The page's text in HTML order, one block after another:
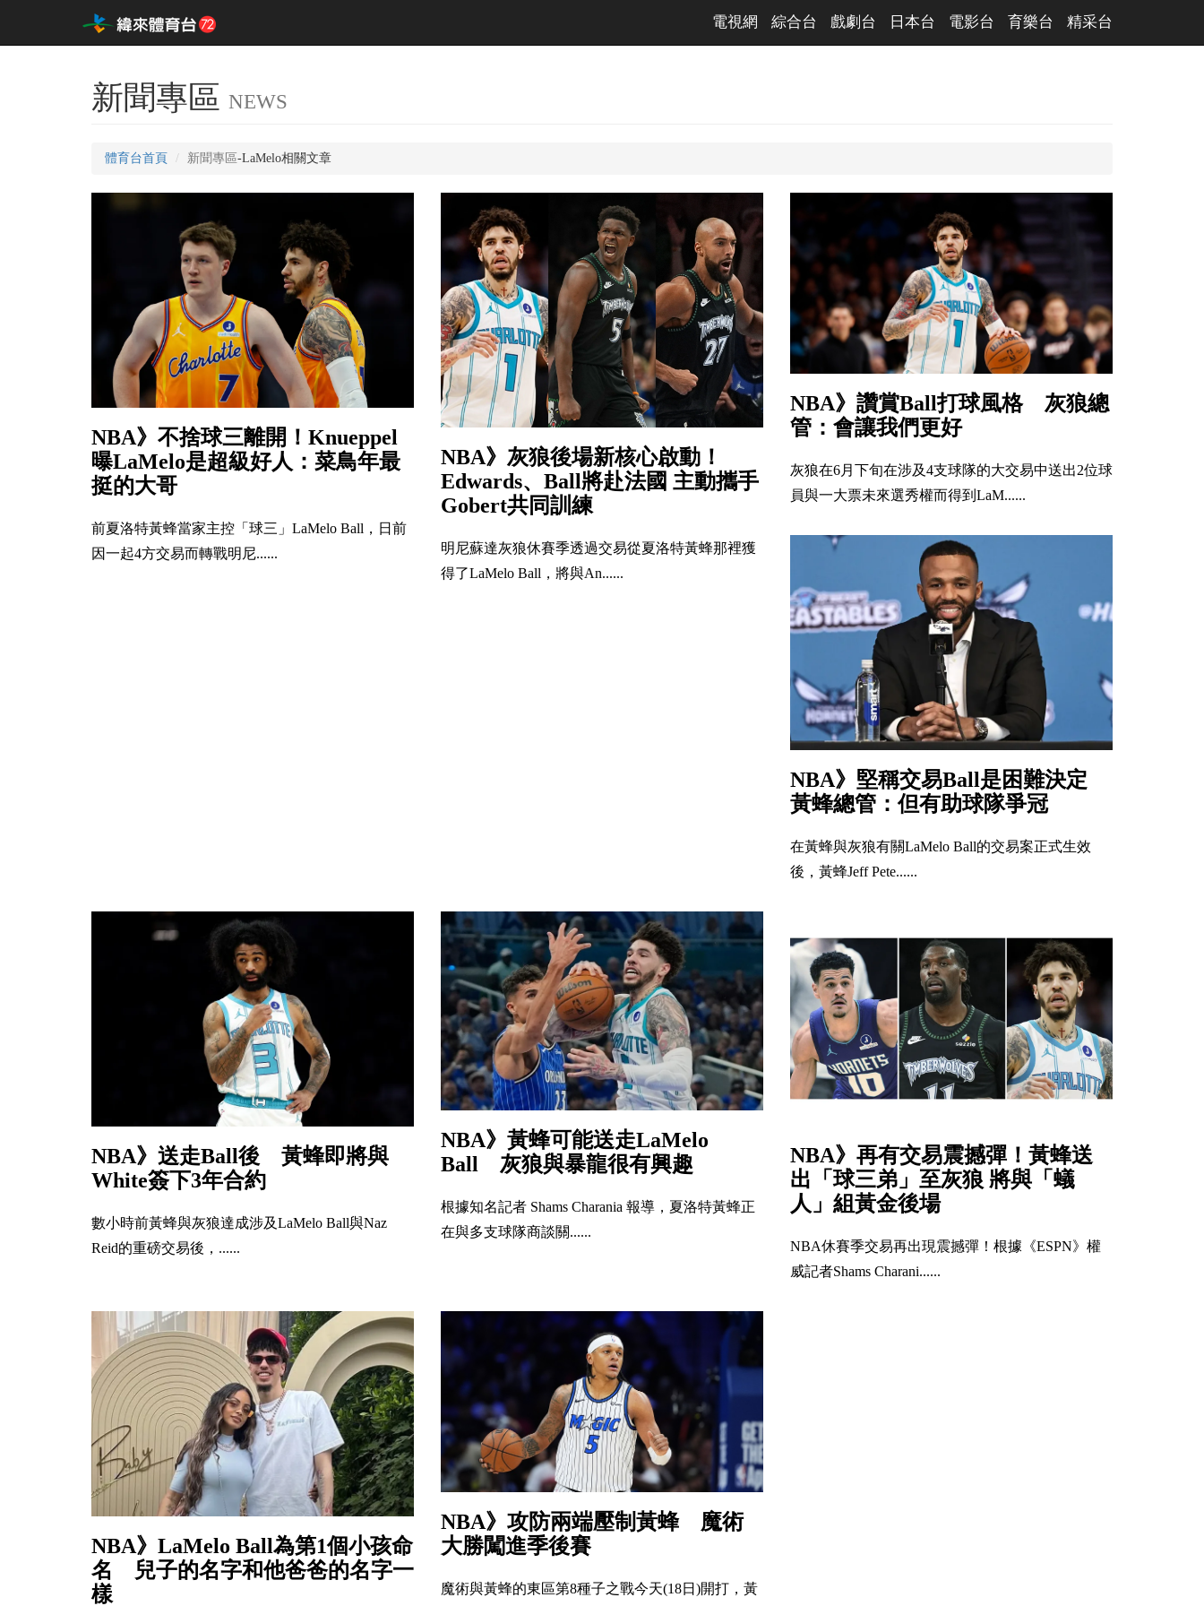
電視網 綜合台 戲劇台 日本台 電影台 育樂台 精采台
新聞專區 NEWS
體育台首頁 新聞專區-LaMelo相關文章
NBA》不捨球三離開！Knueppel
曝LaMelo是超級好人：菜鳥年最
挺的大哥
前夏洛特黃蜂當家主控「球三」LaMelo Ball，日前
因一起4方交易而轉戰明尼......
NBA》灰狼後場新核心啟動！
Edwards、Ball將赴法國 主動攜手
Gobert共同訓練
明尼蘇達灰狼休賽季透過交易從夏洛特黃蜂那裡獲
得了LaMelo Ball，將與An......
NBA》讚賞Ball打球風格 灰狼總
管：會讓我們更好
灰狼在6月下旬在涉及4支球隊的大交易中送出2位球
員與一大票未來選秀權而得到LaM......
NBA》堅稱交易Ball是困難決定
黃蜂總管：但有助球隊爭冠
在黃蜂與灰狼有關LaMelo Ball的交易案正式生效
後，黃蜂Jeff Pete......
NBA》送走Ball後 黃蜂即將與
White簽下3年合約
數小時前黃蜂與灰狼達成涉及LaMelo Ball與Naz
Reid的重磅交易後，......
NBA》黃蜂可能送走LaMelo
Ball 灰狼與暴龍很有興趣
根據知名記者 Shams Charania 報導，夏洛特黃蜂正
在與多支球隊商談關......
NBA》再有交易震撼彈！黃蜂送
出「球三弟」至灰狼 將與「蟻
人」組黃金後場
NBA休賽季交易再出現震撼彈！根據《ESPN》權
威記者Shams Charani......
NBA》LaMelo Ball為第1個小孩命
名 兒子的名字和他爸爸的名字一
樣
NBA》攻防兩端壓制黃蜂 魔術
大勝闖進季後賽
魔術與黃蜂的東區第8種子之戰今天(18日)開打，黃